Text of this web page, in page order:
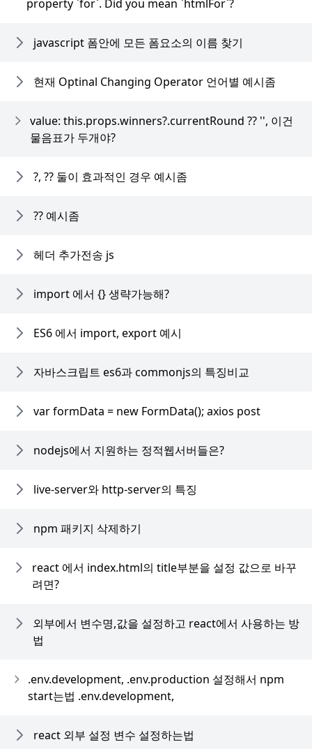
property `for`. Did you mean `htmlFor`?
javascript 폼안에 모든 폼요소의 이름 찾기
현재 Optinal Changing Operator 언어별 예시좀
value: this.props.winners?.currentRound ?? '', 이건
물음표가 두개야?
?, ?? 둘이 효과적인 경우 예시좀
?? 예시좀
헤더 추가전송 js
import 에서 {} 생략가능해?
ES6 에서 import, export 예시
자바스크립트 es6과 commonjs의 특징비교
var formData = new FormData(); axios post
nodejs에서 지원하는 정적웹서버들은?
live-server와 http-server의 특징
npm 패키지 삭제하기
react 에서 index.html의 title부분을 설정 값으로 바꾸
려면?
외부에서 변수명,값을 설정하고 react에서 사용하는 방
법
.env.development, .env.production 설정해서 npm
start는법 .env.development,
react 외부 설정 변수 설정하는법